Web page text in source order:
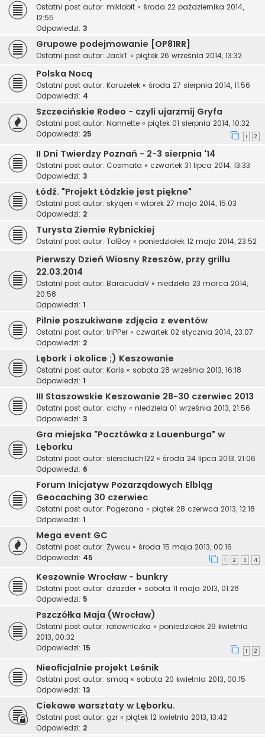
Ostatni post autor: miklobit « środa 22 października 2014,
12:55
Odpowiedzi: 3
Grupowe podejmowanie [OP81RR]
Ostatni post autor: JackT « piątek 26 września 2014, 13:32
Polska Nocą
Ostatni post autor: Karuzelek « środa 27 sierpnia 2014, 11:56
Odpowiedzi: 4
Szczecińskie Rodeo - czyli ujarzmij Gryfa
Ostatni post autor: Nannette « piątek 01 sierpnia 2014, 10:32
Odpowiedzi: 25 1 2
II Dni Twierdzy Poznań - 2-3 sierpnia '14
Ostatni post autor: Cosmata « czwartek 31 lipca 2014, 13:33
Odpowiedzi: 3
Łódź. "Projekt Łódzkie jest piękne"
Ostatni post autor: skyqen « wtorek 27 maja 2014, 15:03
Odpowiedzi: 2
Turysta Ziemie Rybnickiej
Ostatni post autor: TolBoy « poniedziałek 12 maja 2014, 23:52
Pierwszy Dzień Wiosny Rzeszów, przy grillu
22.03.2014
Ostatni post autor: BaracudaV « niedziela 23 marca 2014,
20:58
Odpowiedzi: 1
Pilnie poszukiwane zdjęcia z eventów
Ostatni post autor: triPPer « czwartek 02 stycznia 2014, 23:07
Odpowiedzi: 2
Lębork i okolice ;) Keszowanie
Ostatni post autor: Karls « sobota 28 września 2013, 16:18
Odpowiedzi: 1
III Staszowskie Keszowanie 28-30 czerwiec 2013
Ostatni post autor: cichy « niedziela 01 września 2013, 21:56
Odpowiedzi: 3
Gra miejska "Pocztówka z Lauenburga" w
Lęborku
Ostatni post autor: siersciuch122 « środa 24 lipca 2013, 21:06
Odpowiedzi: 6
Forum Inicjatyw Pozarządowych Elbląg
Geocaching 30 czerwiec
Ostatni post autor: Pogezana « piątek 28 czerwca 2013, 12:18
Odpowiedzi: 1
Mega event GC
Ostatni post autor: Żywcu « środa 15 maja 2013, 00:16
Odpowiedzi: 45 1 2 3 4
Keszownie Wrocław - bunkry
Ostatni post autor: dzazder « sobota 11 maja 2013, 01:28
Odpowiedzi: 5
Pszczółka Maja (Wrocław)
Ostatni post autor: ratowniczka « poniedziałek 29 kwietnia
2013, 00:32
Odpowiedzi: 15 1 2
Nieoficjalnie projekt Leśnik
Ostatni post autor: smoq « sobota 20 kwietnia 2013, 00:15
Odpowiedzi: 13
Ciekawe warsztaty w Lęborku.
Ostatni post autor: gzr « piątek 12 kwietnia 2013, 13:42
Odpowiedzi: 2